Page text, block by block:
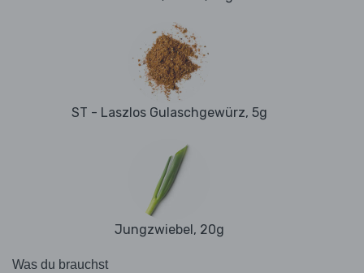
ST - Laszlos Gulaschgewürz, 5g
Jungzwiebel, 20g
Was du brauchst